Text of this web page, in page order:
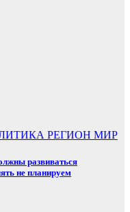
РЕГИОН МИР
развиваться
не планируем